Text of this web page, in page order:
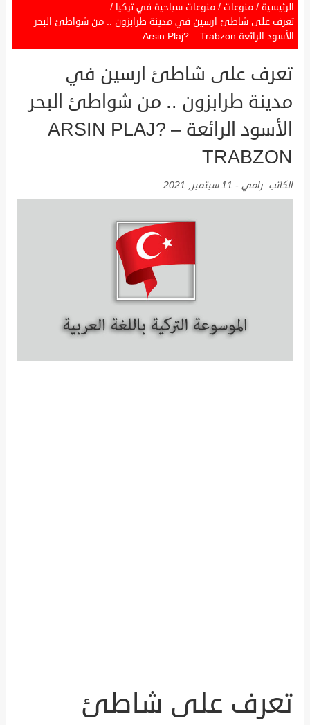
الرئيسية / منوعات / منوعات سياحية في تركيا /
تعرف على شاطئ ارسين في مدينة طرابزون .. من شواطئ البحر
الأسود الرائعة Arsin Plaj? – Trabzon
تعرف على شاطئ ارسين في
مدينة طرابزون .. من شواطئ البحر
الأسود الرائعة ARSIN PLAJ? –
TRABZON
الكاتب: رامي - 11 سبتمبر, 2021
تعرف على شاطئ